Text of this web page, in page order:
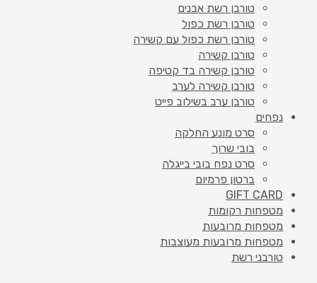
טורבן רשת אבנים
טורבן רשת כפול
טורבן רשת כפול עם קשירה
טורבן קשירה
טורבן קשירה בד קטיפה
טורבן קשירה לערב
טורבן ערב בשילוב פייט
נפחים
סרט מונע החלקה
בובי שרוך
סרט נפח בובי בייגלה
ברטון פרמיום
GIFT CARD
מטפחות רקומות
מטפחות מרובעות
מטפחות מרובעות מעוצבות
טורבני רשת